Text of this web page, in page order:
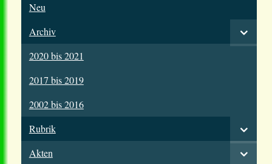
Neu
Archiv
2020 bis 2021
2017 bis 2019
2002 bis 2016
Rubrik
Akten